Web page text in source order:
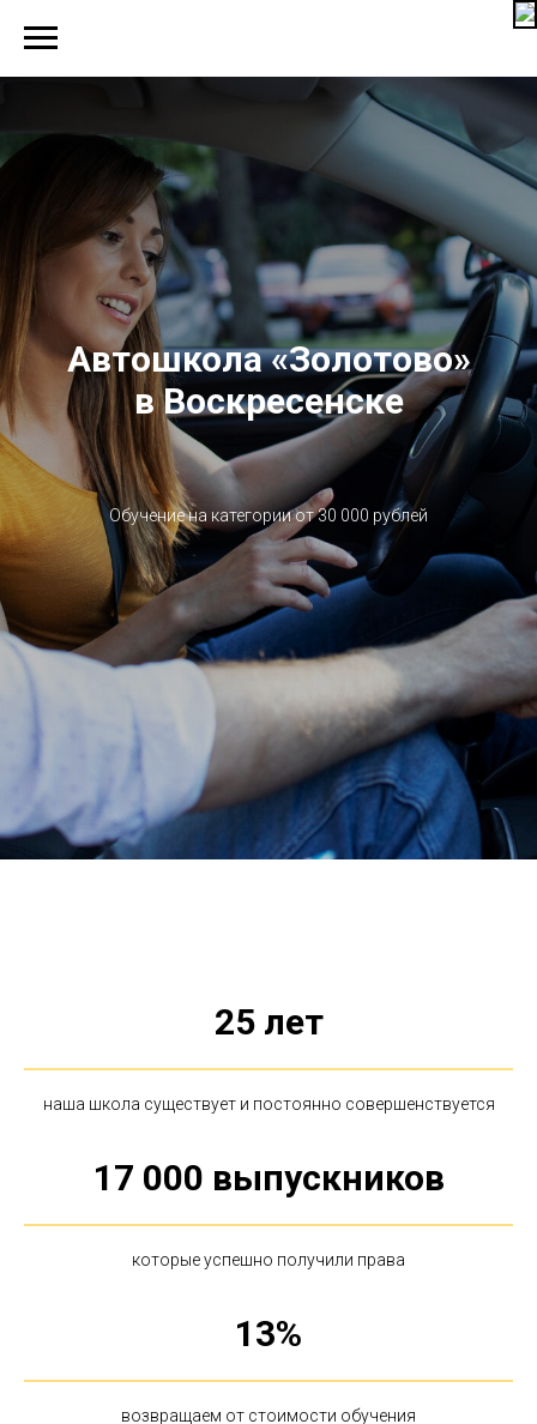
Автошкола «Золотово»
в Воскресенске
Обучение на категории от 30 000 рублей
25 лет
наша школа существует и постоянно совершенствуется
17 000 выпускников
которые успешно получили права
13%
возвращаем от стоимости обучения